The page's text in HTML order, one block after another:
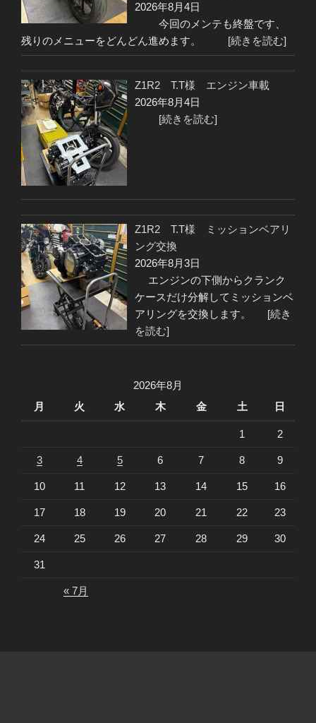
2026年8月4日
今回のメンテも終盤です、
残りのメニューをどんどん進めます。 [続きを読む]
Z1R2 T.T様 エンジン車載
2026年8月4日
[続きを読む]
Z1R2 T.T様 ミッションベアリ
ング交換
2026年8月3日
エンジンの下側からクランク
ケースだけ分解してミッションベ
アリングを交換します。 [続き
を読む]
2026年8月
月
火 水 木 金 土 日
1 2
3 4 5 6 7 8 9
10 11 12 13 14 15 16
17 18 19 20 21 22 23
24 25 26 27 28 29 30
31
« 7月